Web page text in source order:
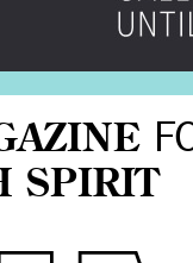
SPIRIT